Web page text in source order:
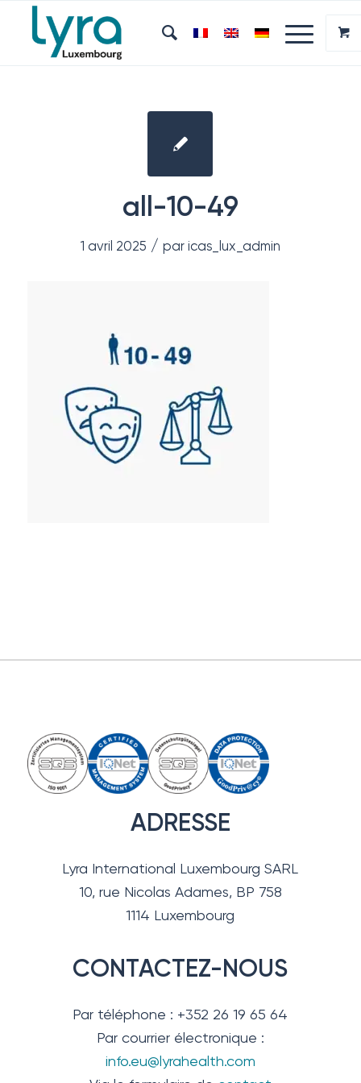
all-10-49
1 avril 2025 / par icas_lux_admin
ADRESSE
Lyra International Luxembourg SARL
10, rue Nicolas Adames, BP 758
1114 Luxembourg
CONTACTEZ-NOUS
Par téléphone : +352 26 19 65 64
Par courrier électronique :
info.eu@lyrahealth.com